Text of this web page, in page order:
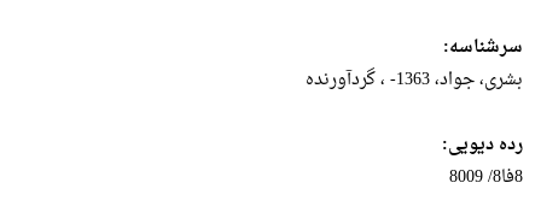
سرشناسه:
بشری، جواد، ‏‫1363- ‏، گردآورنده
رده دیویی:
8فا8/ 8009